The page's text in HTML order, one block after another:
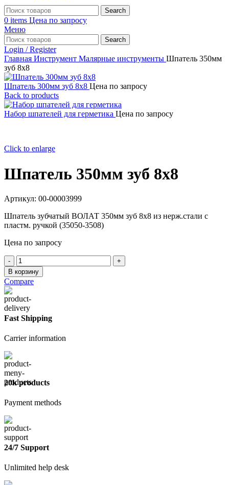
Search
0 items Цена по запросу
Меню
Search
Login / Register
Главная Инструмент Малярные инструменты Шпатель 350мм
зуб 8х8
Шпатель 300мм зуб 8х8 Цена по запросу
Back to products
Набор шпателей для герметика Цена по запросу
Click to enlarge
Шпатель 350мм зуб 8х8
Артикул: 00-00003999
Шпатель зубчатый ВОЛАТ 350мм зуб 8х8 из нерж.стали с
пластм. ручкой (35050-3508)
Цена по запросу
Количество
товара
Шпатель
350мм
зуб
8х8
В корзину
Compare
Fast Shipping
Carrier information
20k products
Payment methods
24/7 Support
Unlimited help desk